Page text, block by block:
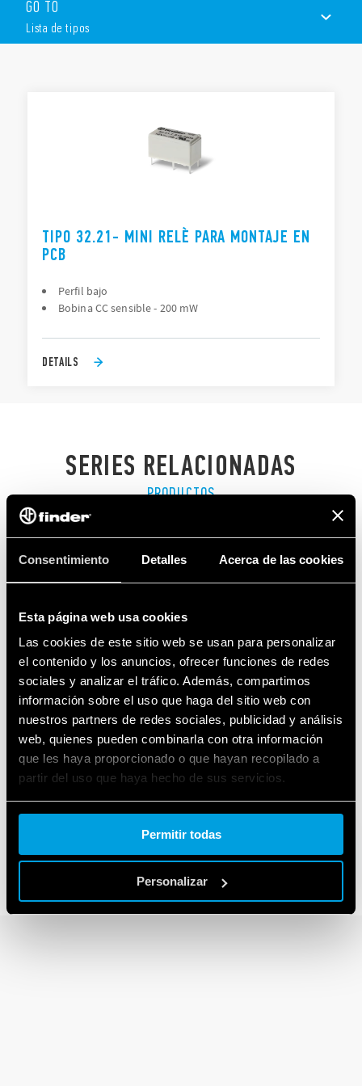
Consentimiento Detalles Acerca de las cookies
Esta página web usa cookies
Las cookies de este sitio web se usan para personalizar
el contenido y los anuncios, ofrecer funciones de redes
sociales y analizar el tráfico. Además, compartimos
información sobre el uso que haga del sitio web con
nuestros partners de redes sociales, publicidad y análisis
web, quienes pueden combinarla con otra información
que les haya proporcionado o que hayan recopilado a
partir del uso que haya hecho de sus servicios.
Cookie policy.
Permitir todas
Personalizar
1 contacto conmutado o 1 contacto normalmente abierto
Relé subminiatura, perfil bajo
Bobina DC sensible: 200 mW
GO TO
Lista de tipos
TIPO 32.21- MINI RELÈ PARA MONTAJE EN
PCB
Perfil bajo
Bobina CC sensible - 200 mW
DETAILS
SERIES RELACIONADAS
PRODUCTOS
SERIE 30
Relé dual in line